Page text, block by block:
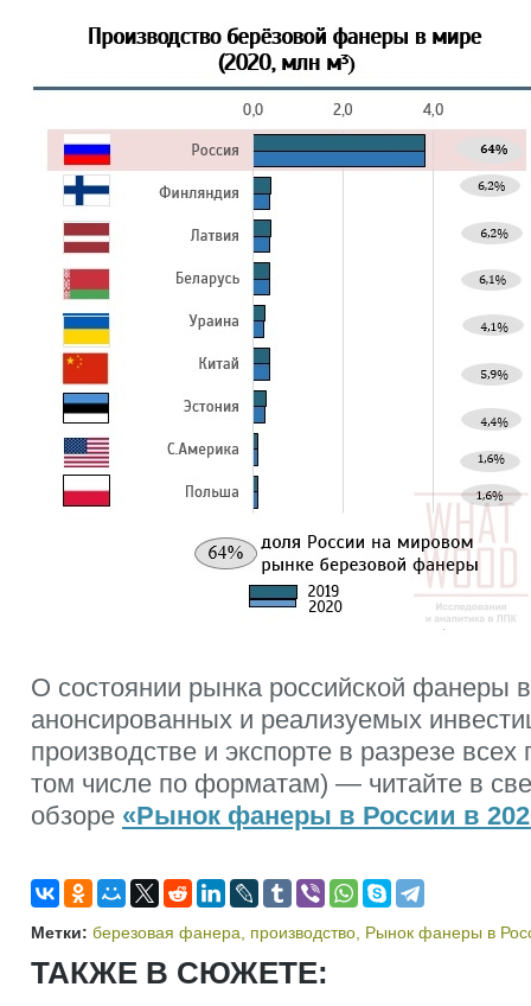
О состоянии рынка российской фанеры
анонсированных и реализуемых
производстве и экспорте в разрезе
том числе по форматам) — читайте в
обзоре «Рынок фанеры в России в
Метки: березовая фанера производство Рынок фанеры в
ТАКЖЕ В СЮЖЕТЕ: